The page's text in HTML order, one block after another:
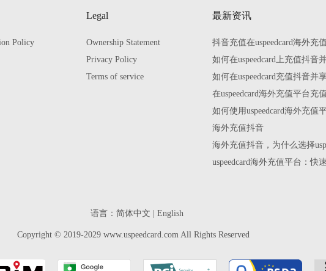
Policy
Legal
Ownership Statement
Privacy Policy
Terms of service
最新资讯
抖音充值在uspeedcard海外充
如何在uspeedcard上充值抖音
如何在uspeedcard充值抖音并
在uspeedcard海外充值平台充
如何使用uspeedcard海外充值
海外充值抖音
海外充值抖音，为什么选择
uspeedcard海外充值平台：快
语言： 简体中文 English
Copyright © 2019-2029 www.uspeedcard.com All Rights Reserved